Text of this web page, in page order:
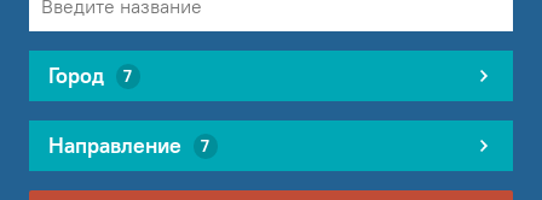
Город 7
Направление 7